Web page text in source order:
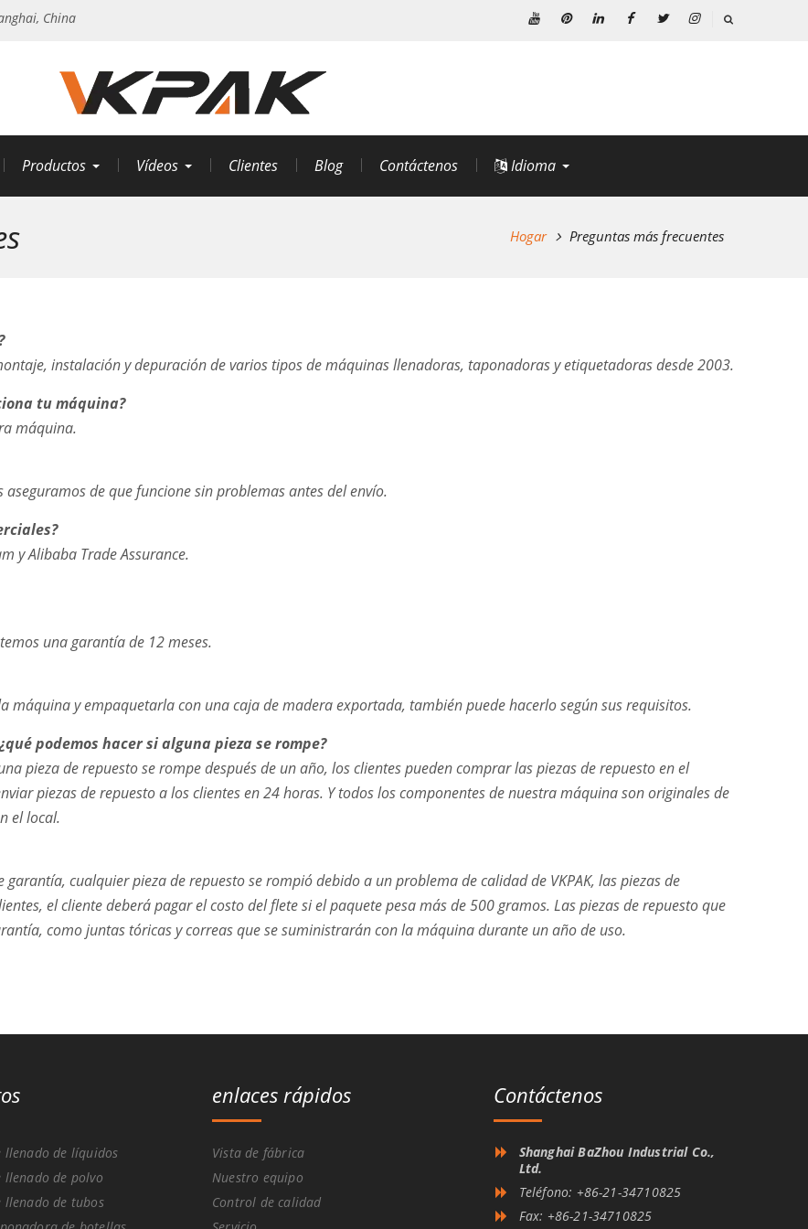
China
Productos Vídeos Clientes Blog Contáctenos Idioma
Hogar Preguntas más frecuentes
instalación y depuración de varios tipos de máquinas llenadoras, taponadoras y etiquetadoras desde 2003.
tu máquina?
máquina.
de que funcione sin problemas antes del envío.
y Alibaba Trade Assurance.
una garantía de 12 meses.
máquina y empaquetarla con una caja de madera exportada, también puede hacerlo según sus requisitos.
podemos hacer si alguna pieza se rompe?
pieza de repuesto se rompe después de un año, los clientes pueden comprar las piezas de repuesto en el
piezas de repuesto a los clientes en 24 horas. Y todos los componentes de nuestra máquina son originales de
el local.
cualquier pieza de repuesto se rompió debido a un problema de calidad de VKPAK, las piezas de
el cliente deberá pagar el costo del flete si el paquete pesa más de 500 gramos. Las piezas de repuesto que
como juntas tóricas y correas que se suministrarán con la máquina durante un año de uso.
llenado de líquidos
llenado de polvo
llenado de tubos
enlaces rápidos
Vista de fábrica
Nuestro equipo
Control de calidad
Contáctenos
Shanghai BaZhou Industrial Co.,
Ltd.
Teléfono: +86-21-34710825
Fax: +86-21-34710825